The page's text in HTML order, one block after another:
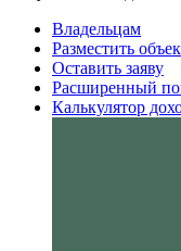
Владельцам
Разместить
Оставить заяву
Расширенный
Калькулятор